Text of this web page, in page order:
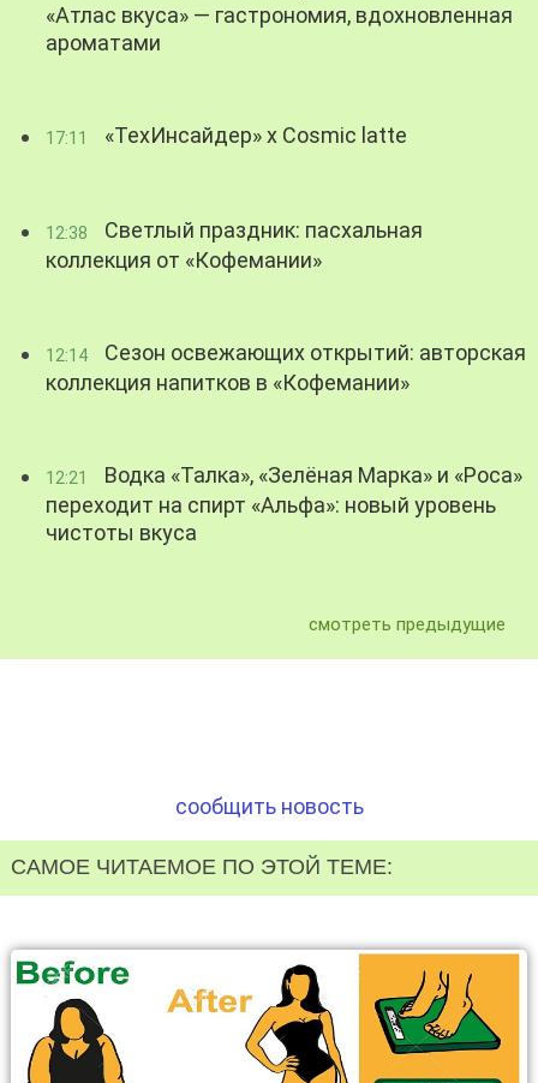
«Атлас вкуса» — гастрономия, вдохновленная
ароматами
17:11 «ТехИнсайдер» х Cosmic latte
12:38
Светлый праздник: пасхальная
коллекция от «Кофемании»
12:14
Сезон освежающих открытий: авторская
коллекция напитков в «Кофемании»
12:21
Водка «Талка», «Зелёная Марка» и «Роса»
переходит на спирт «Альфа»: новый уровень
чистоты вкуса
смотреть предыдущие
сообщить новость
САМОЕ ЧИТАЕМОЕ ПО ЭТОЙ ТЕМЕ: